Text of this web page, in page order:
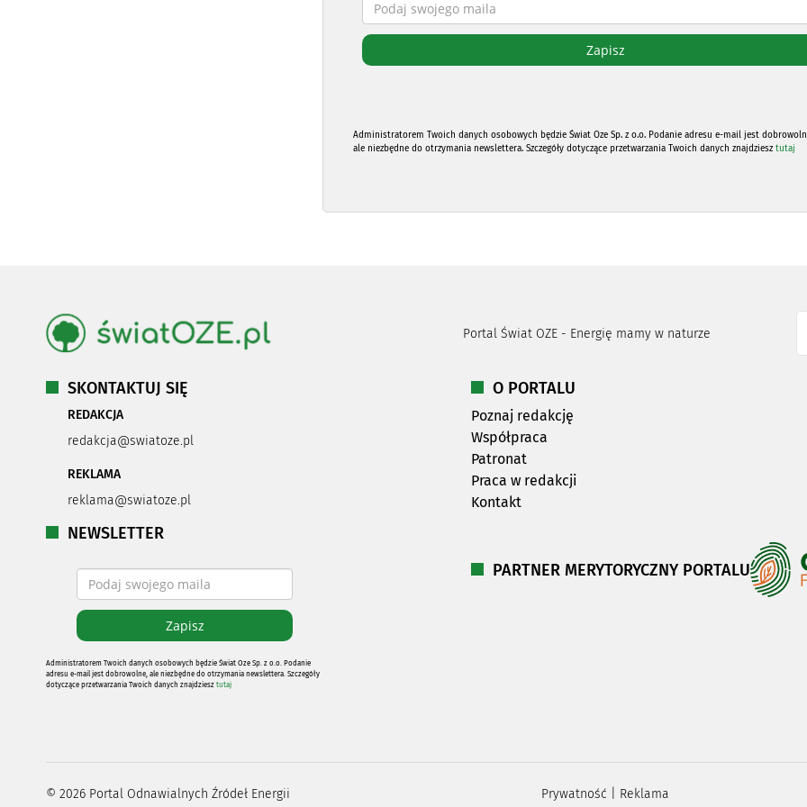
Administratorem Twoich danych osobowych będzie Świat Oze Sp. z o.o. Podanie adresu e-mail jest
ale niezbędne do otrzymania newslettera. Szczegóły dotyczące przetwarzania Twoich danych znajdziesztutaj
Portal Świat OZE - Energię mamy w naturze
SKONTAKTUJ SIĘ
REDAKCJA
redakcja@swiatoze.pl
REKLAMA
reklama@swiatoze.pl
NEWSLETTER
Administratorem Twoich danych osobowych będzie Świat Oze Sp. z o.o. Podanie
adresu e-mail jest dobrowolne, ale niezbędne do otrzymania newslettera. Szczegóły
dotyczące przetwarzania Twoich danych znajdziesz tutaj
O PORTALU
Poznaj redakcję
Współpraca
Patronat
Praca w redakcji
Kontakt
PARTNER MERYTORYCZNY PORTALU
© 2026Portal Odnawialnych Źródeł Energii Prywatność Reklama